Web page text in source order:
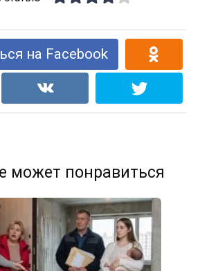
на Facebook
может понравиться